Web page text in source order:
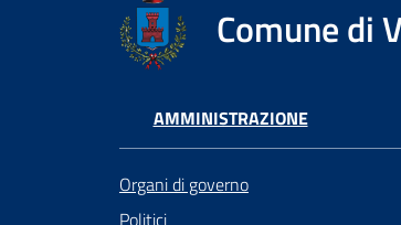
Comune di
AMMINISTRAZIONE
Organi di governo